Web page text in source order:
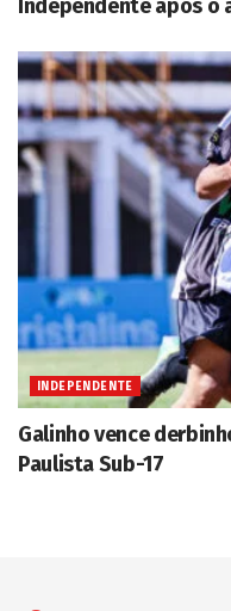
Independente após o
INDEPENDENTE
Galinho vence
Paulista Sub-17